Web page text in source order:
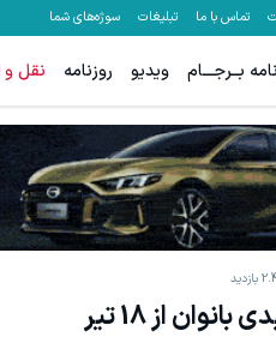
تماس با ما تبلیغات سوژه‌های شما
بــرجـــام ویدیو روزنامه نقل و
بازدید
از 18 تیر